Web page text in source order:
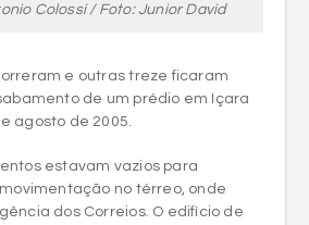
Colossi / Foto: Junior David
e outras treze ficaram
de um prédio em Içara
agosto de 2005.
estavam vazios para
no térreo, onde
dos Correios. O edifício de